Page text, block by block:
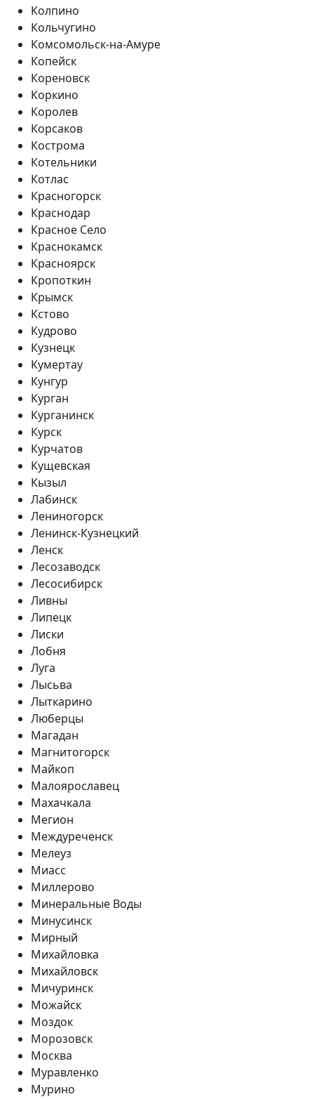
Колпино
Кольчугино
Комсомольск-на-Амуре
Копейск
Кореновск
Коркино
Королев
Корсаков
Кострома
Котельники
Котлас
Красногорск
Краснодар
Красное Село
Краснокамск
Красноярск
Кропоткин
Крымск
Кстово
Кудрово
Кузнецк
Кумертау
Кунгур
Курган
Курганинск
Курск
Курчатов
Кущевская
Кызыл
Лабинск
Лениногорск
Ленинск-Кузнецкий
Ленск
Лесозаводск
Лесосибирск
Ливны
Липецк
Лиски
Лобня
Луга
Лысьва
Лыткарино
Люберцы
Магадан
Магнитогорск
Майкоп
Малоярославец
Махачкала
Мегион
Междуреченск
Мелеуз
Миасс
Миллерово
Минеральные Воды
Минусинск
Мирный
Михайловка
Михайловск
Мичуринск
Можайск
Моздок
Морозовск
Москва
Муравленко
Мурино